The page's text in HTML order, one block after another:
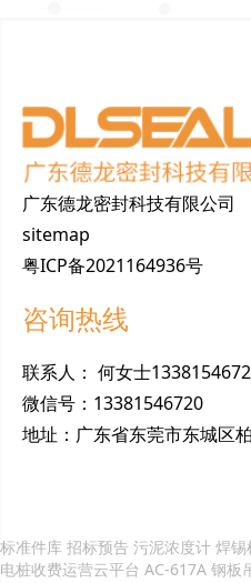
广东德龙密封科技有限公司
sitemap
粤ICP备2021164936号
咨询热线
联系人 ： 何女士
微信号 ： 13381546720
地址 ： 广东省东莞市东城区
标准件库 招标预告 污泥浓度计 焊锡
电桩收费运营云平台 AC-617A 钢板